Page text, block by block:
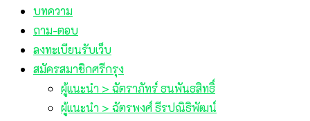
บทความ
ถาม-ตอบ
ลงทะเบียนรับเว็บ
สมัครสมาชิกศรีกรุง
ผู้แนะนำ > ฉัตราภัทร์ ธนพันธสิทธิ์
ผู้แนะนำ > ฉัตรพงศ์ ธีรปณิธิพัฒน์